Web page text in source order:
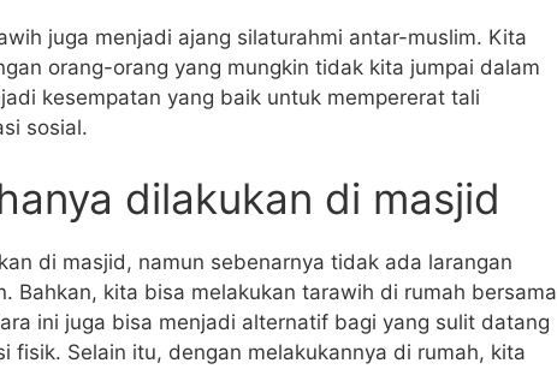
juga menjadi ajang silaturahmi antar-muslim. Kita
orang-orang yang mungkin tidak kita jumpai dalam
kesempatan yang baik untuk mempererat tali
sosial.
dilakukan di masjid
di masjid, namun sebenarnya tidak ada larangan
Bahkan, kita bisa melakukan tarawih di rumah bersama
ini juga bisa menjadi alternatif bagi yang sulit datang
fisik. Selain itu, dengan melakukannya di rumah, kita